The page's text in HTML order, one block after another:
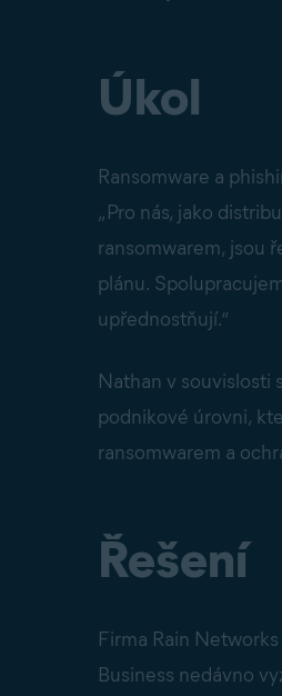
Úkol
Ransomware a
„Pro nás, jako
ransomwarem, jsou
plánu.
upřednostňují.“
Nathan v souvislosti
podnikové úrovni,
ransomwarem a
Řešení
Firma Rain
Business nedávno